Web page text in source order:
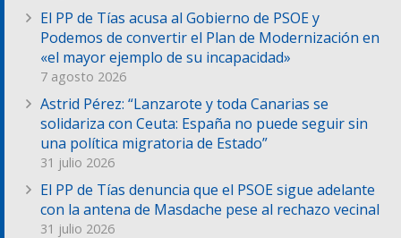
El PP de Tías acusa al Gobierno de PSOE y
Podemos de convertir el Plan de Modernización en
«el mayor ejemplo de su incapacidad»
7 agosto 2026
Astrid Pérez: “Lanzarote y toda Canarias se
solidariza con Ceuta: España no puede seguir sin
una política migratoria de Estado”
31 julio 2026
El PP de Tías denuncia que el PSOE sigue adelante
con la antena de Masdache pese al rechazo vecinal
31 julio 2026